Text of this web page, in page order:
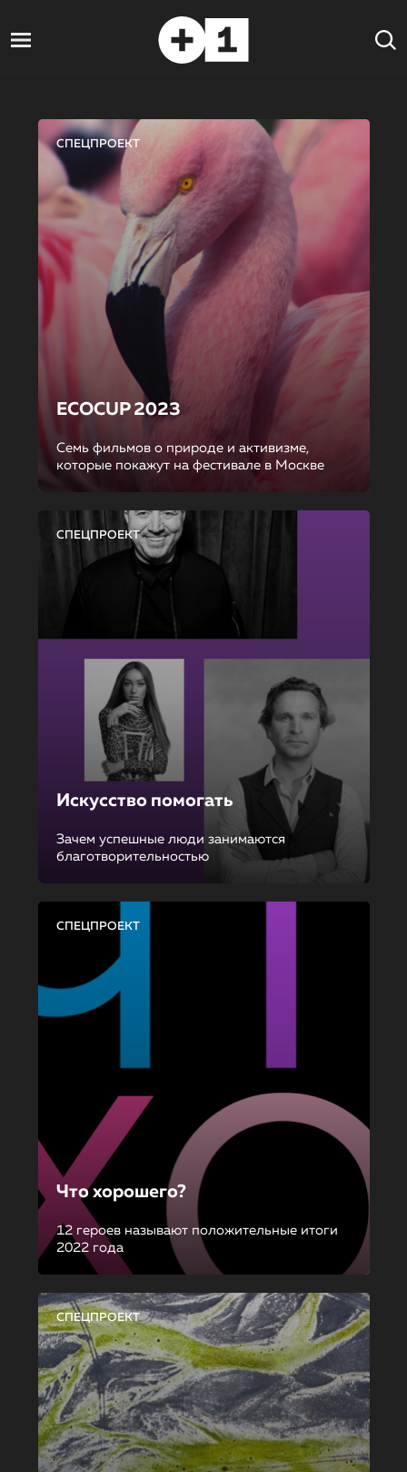
СПЕЦПРОЕКТ
ECOCUP 2023
Семь фильмов о природе и активизме,
которые покажут на фестивале в Москве
СПЕЦПРОЕКТ
Искусство помогать
Зачем успешные люди занимаются
благотворительностью
СПЕЦПРОЕКТ
Что хорошего?
12 героев называют положительные итоги
2022 года
СПЕЦПРОЕКТ